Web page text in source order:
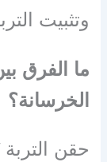
وتثبيت
ما الفرق
الخرسانة؟
حقن